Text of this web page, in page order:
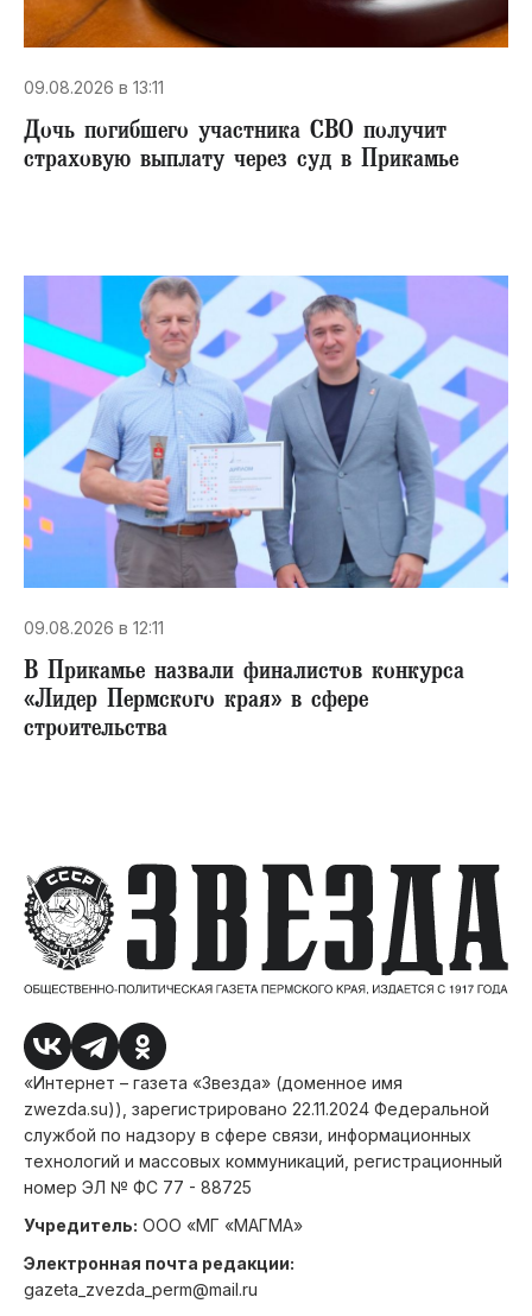
09.08.2026 в 13:11
Дочь погибшего участника СВО получит
страховую выплату через суд в Прикамье
09.08.2026 в 12:11
В Прикамье назвали финалистов конкурса
«Лидер Пермского края» в сфере
строительства
«Интернет – газета «Звезда» (доменное имя
zwezda.su)), зарегистрировано 22.11.2024 Федеральной
службой по надзору в сфере связи, информационных
технологий и массовых коммуникаций, регистрационный
номер ЭЛ № ФС 77 - 88725
Учредитель: ООО «МГ «МАГМА»
Электронная почта редакции:
gazeta_zvezda_perm@mail.ru